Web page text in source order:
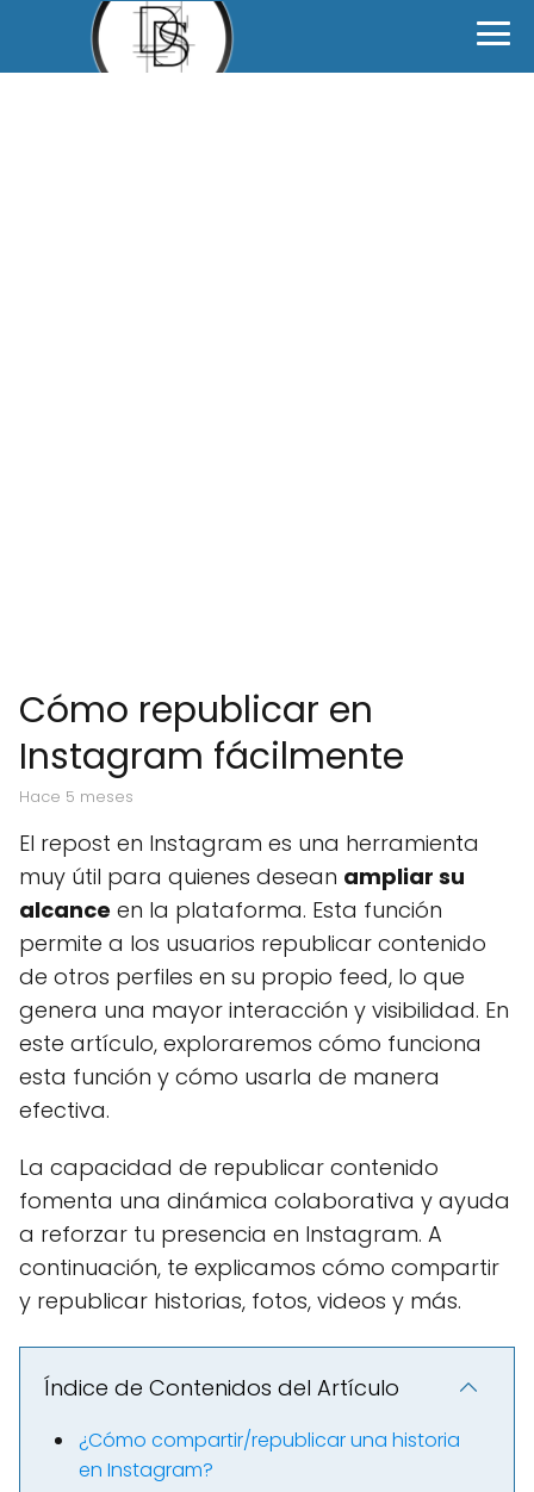
Cómo republicar en
Instagram fácilmente
hace 5 meses
El repost en Instagram es una herramienta
muy útil para quienes desean ampliar su
alcance en la plataforma. Esta función
permite a los usuarios republicar contenido
de otros perfiles en su propio feed, lo que
genera una mayor interacción y visibilidad. En
este artículo, exploraremos cómo funciona
esta función y cómo usarla de manera
efectiva.
La capacidad de republicar contenido
fomenta una dinámica colaborativa y ayuda
a reforzar tu presencia en Instagram. A
continuación, te explicamos cómo compartir
y republicar historias, fotos, videos y más.
Índice de Contenidos del Artículo
¿Cómo compartir/republicar una historia
en Instagram?